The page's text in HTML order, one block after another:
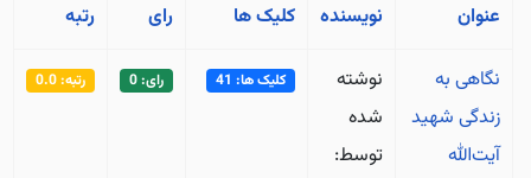
عنوان نویسنده کلیک ها رای رتبه
نگاهی به
زندگی شهید
آیت‌الله
نوشته
شده
توسط:
کلیک ها: 41 رای: 0 رتبه: 0.0